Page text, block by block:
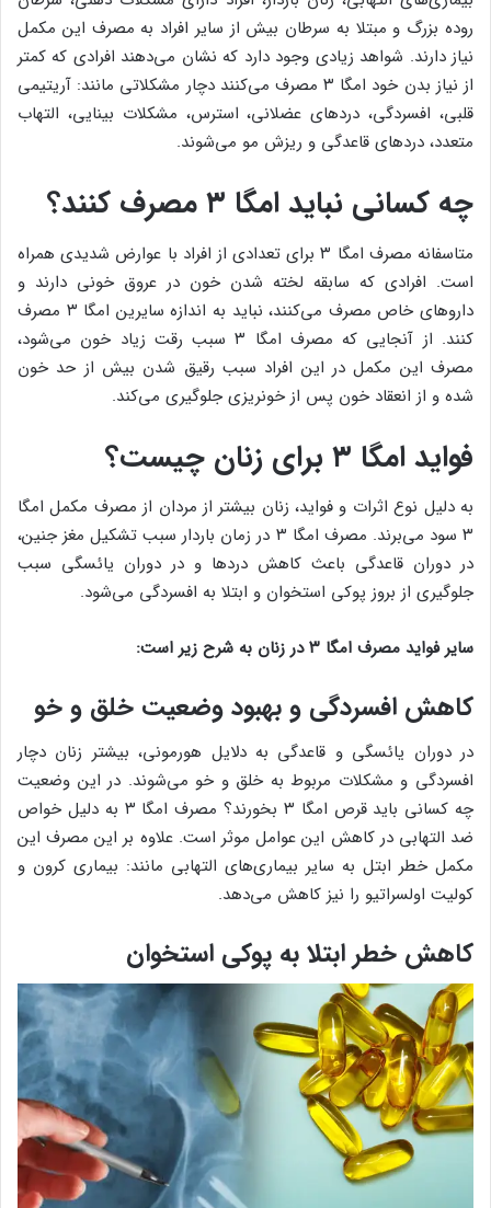
روده بزرگ و مبتلا به سرطان بیش از سایر افراد به مصرف این مکمل
نیاز دارند. شواهد زیادی وجود دارد که نشان می‌دهند افرادی که کمتر
از نیاز بدن خود امگا ۳ مصرف می‌کنند دچار مشکلاتی مانند: آریتیمی
قلبی، افسردگی، دردهای عضلانی، استرس، مشکلات بینایی، التهاب
متعدد، دردهای قاعدگی و ریزش مو می‌شوند.
چه کسانی نباید امگا ۳ مصرف کنند؟
متاسفانه مصرف امگا ۳ برای تعدادی از افراد با عوارض شدیدی همراه
است. افرادی که سابقه لخته شدن خون در عروق خونی دارند و
داروهای خاص مصرف می‌کنند، نباید به اندازه سایرین امگا ۳ مصرف
کنند. از آنجایی که مصرف امگا ۳ سبب رقت زیاد خون می‌شود،
مصرف این مکمل در این افراد سبب رقیق شدن بیش از حد خون
شده و از انعقاد خون پس از خونریزی جلوگیری می‌کند.
فواید امگا ۳ برای زنان چیست؟
به دلیل نوع اثرات و فواید، زنان بیشتر از مردان از مصرف مکمل امگا
۳ سود می‌برند. مصرف امگا ۳ در زمان باردار سبب تشکیل مغز جنین،
در دوران قاعدگی باعث کاهش دردها و در دوران یائسگی سبب
جلوگیری از بروز پوکی استخوان و ابتلا به افسردگی می‌شود.
سایر فواید مصرف امگا ۳ در زنان به شرح زیر است:
کاهش افسردگی و بهبود وضعیت خلق و خو
در دوران یائسگی و قاعدگی به دلایل هورمونی، بیشتر زنان دچار
افسردگی و مشکلات مربوط به خلق و خو می‌شوند. در این وضعیت
چه کسانی باید قرص امگا ۳ بخورند؟ مصرف امگا ۳ به دلیل خواص
ضد التهابی در کاهش این عوامل موثر است. علاوه بر این مصرف این
مکمل خطر ابتل به سایر بیماری‌های التهابی مانند: بیماری کرون و
کولیت اولسراتیو را نیز کاهش می‌دهد.
کاهش خطر ابتلا به پوکی استخوان